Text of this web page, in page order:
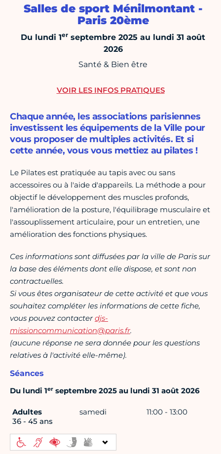
Salles de sport Ménilmontant -
Paris 20ème
Du lundi 1er septembre 2025 au lundi 31 août
2026
Santé & Bien être
Chaque année, les associations parisiennes
investissent les équipements de la Ville pour
vous proposer de multiples activités. Et si
cette année, vous vous mettiez au pilates !
Le Pilates est pratiquée au tapis avec ou sans
accessoires ou à l'aide d'appareils. La méthode a pour
objectif le développement des muscles profonds,
l'amélioration de la posture, l'équilibrage musculaire et
l'assouplissement articulaire, pour un entretien, une
amélioration des fonctions physiques.
Ces informations sont diffusées par la ville de Paris sur
la base des éléments dont elle dispose, et sont non
contractuelles.
Si vous êtes organisateur de cette activité et que vous
souhaitez compléter les informations de cette fiche,
vous pouvez contacterdjs-
missioncommunication@paris.fr.
(aucune réponse ne sera donnée pour les questions
relatives à l'activité elle-même).
Séances
Du lundi 1er septembre 2025 au lundi 31 août 2026
Adultes
36 - 45 ans
samedi 11:00 - 13:00
VOIR LES INFOS PRATIQUES